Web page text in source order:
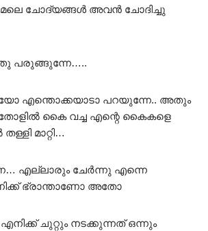
ചോദ്യങ്ങൾ അവൻ ചോദിച്ചു
പരുങ്ങുന്നേ…..
എന്തൊക്കയാടാ പറയുന്നേ.. അതും
കൈ വച്ച എന്റെ കൈകളെ
മാറ്റി…
എല്ലാരും ചേർന്നു എന്നെ
ഭ്രാന്താണോ അതോ
ചുറ്റും നടക്കുന്നത് ഒന്നും